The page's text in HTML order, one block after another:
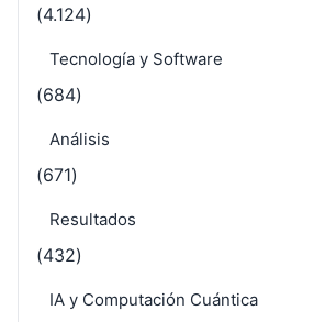
(4.124)
Tecnología y Software
(684)
Análisis
(671)
Resultados
(432)
IA y Computación Cuántica